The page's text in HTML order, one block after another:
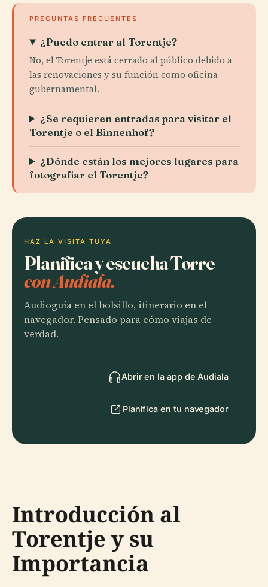
PREGUNTAS FRECUENTES
¿Puedo entrar al Torentje?
No, el Torentje está cerrado al público debido a
las renovaciones y su función como oficina
gubernamental.
¿Se requieren entradas para visitar el
Torentje o el Binnenhof?
¿Dónde están los mejores lugares para
fotografiar el Torentje?
HAZ LA VISITA TUYA
Planifica y escucha Torre
con Audiala.
Audioguía en el bolsillo, itinerario en el
navegador. Pensado para cómo viajas de
verdad.
Abrir en la app de Audiala
Planifica en tu navegador
Introducción al
Torentje y su
Importancia